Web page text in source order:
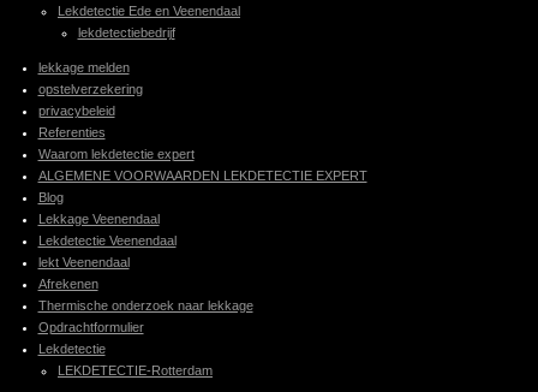
Lekdetectie Ede en Veenendaal
lekdetectiebedrijf
lekkage melden
opstelverzekering
privacybeleid
Referenties
Waarom lekdetectie expert
ALGEMENE VOORWAARDEN LEKDETECTIE EXPERT
Blog
Lekkage Veenendaal
Lekdetectie Veenendaal
lekt Veenendaal
Afrekenen
Thermische onderzoek naar lekkage
Opdrachtformulier
Lekdetectie
LEKDETECTIE-Rotterdam